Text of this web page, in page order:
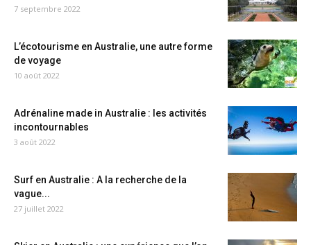
7 septembre 2022
L’écotourisme en Australie, une autre forme
de voyage
10 août 2022
Adrénaline made in Australie : les activités
incontournables
3 août 2022
Surf en Australie : A la recherche de la
vague...
27 juillet 2022